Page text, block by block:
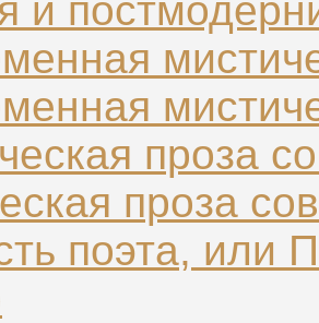
и
проза
проза
поэта, или